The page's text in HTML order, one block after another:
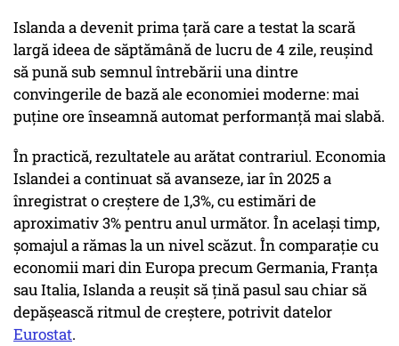
Islanda a devenit prima țară care a testat la scară
largă ideea de săptămână de lucru de 4 zile, reușind
să pună sub semnul întrebării una dintre
convingerile de bază ale economiei moderne: mai
puține ore înseamnă automat performanță mai slabă.
În practică, rezultatele au arătat contrariul. Economia
Islandei a continuat să avanseze, iar în 2025 a
înregistrat o creștere de 1,3%, cu estimări de
aproximativ 3% pentru anul următor. În același timp,
șomajul a rămas la un nivel scăzut. În comparație cu
economii mari din Europa precum Germania, Franța
sau Italia, Islanda a reușit să țină pasul sau chiar să
depășească ritmul de creștere, potrivit datelor
Eurostat.